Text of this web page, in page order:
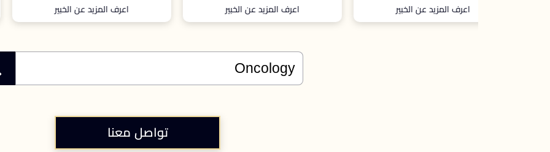
اعرف المزيد عن الخبير اعرف المزيد عن الخبير اعرف المزيد عن الخبير
تواصل معنا